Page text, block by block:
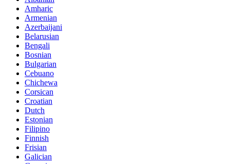
Amharic
Armenian
Azerbaijani
Belarusian
Bengali
Bosnian
Bulgarian
Cebuano
Chichewa
Corsican
Croatian
Dutch
Estonian
Filipino
Finnish
Frisian
Galician